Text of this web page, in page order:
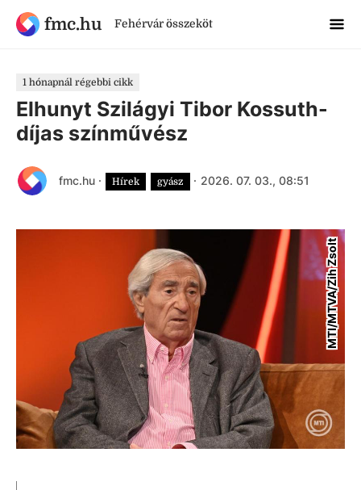
fmc.hu Fehérvár összeköt
1 hónapnál régebbi cikk
Elhunyt Szilágyi Tibor Kossuth-
díjas színművész
fmc.hu · Hírek gyász · 2026. 07. 03., 08:51
MTI/MTVA/Zih Zsolt